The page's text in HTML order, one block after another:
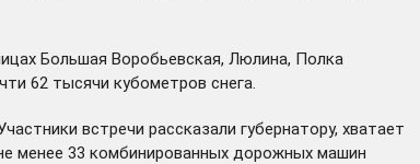
Большая Воробьевская, Люлина, Полка
62 тысячи кубометров снега.
встречи рассказали губернатору, хватает
менее 33 комбинированных дорожных машин